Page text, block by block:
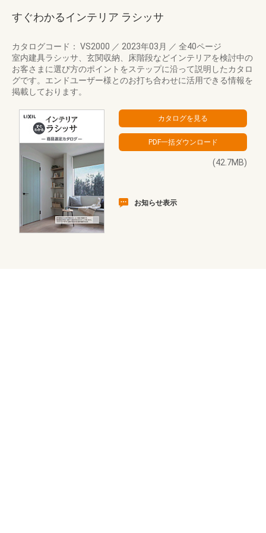
すぐわかるインテリア ラシッサ
カタログコード： VS2000 ／ 2023年03月 ／ 全40ページ
室内建具ラシッサ、玄関収納、床階段などインテリアを検討中の
お客さまに選び方のポイントをステップに沿って説明したカタロ
グです。エンドユーザー様とのお打ち合わせに活用できる情報を
掲載しております。
(42.7MB)
お知らせ表示